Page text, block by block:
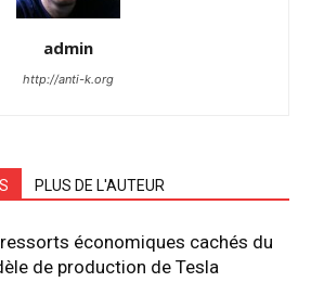
admin
http://anti-k.org
PLUS DE L'AUTEUR
économiques cachés du
de production de Tesla